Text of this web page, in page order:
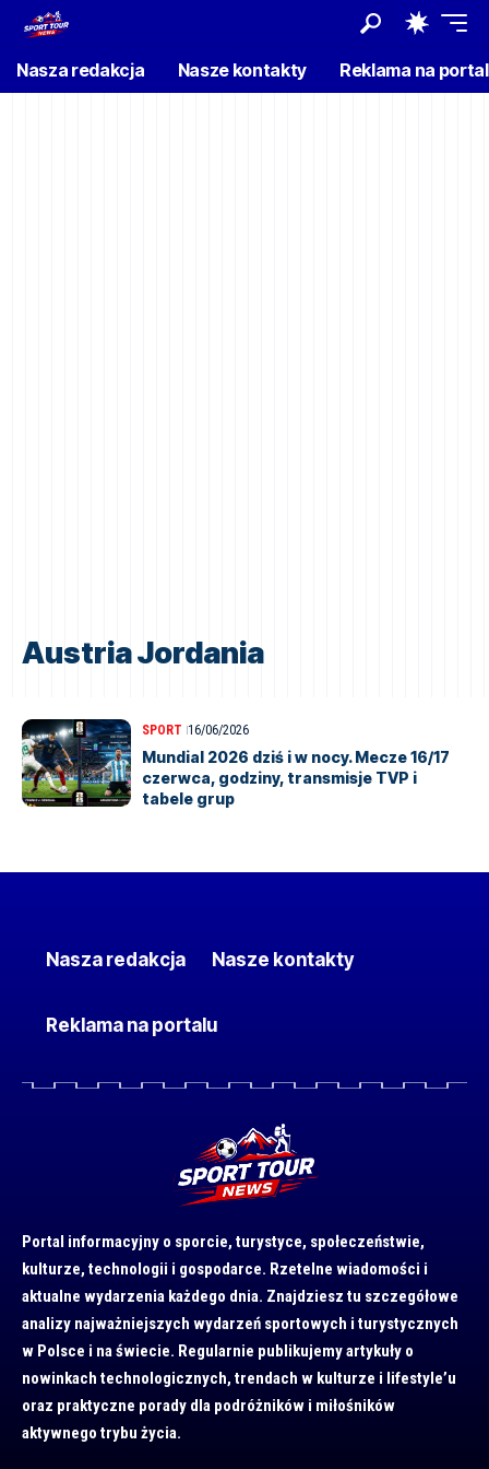
Nasza redakcja Nasze kontakty Reklama na
Austria Jordania
SPORT 16/06/2026
Mundial 2026 dziś i w nocy. Mecze 16/17
czerwca, godziny, transmisje TVP i
tabele grup
Nasza redakcja Nasze kontakty
Reklama na portalu
Portal informacyjny o sporcie, turystyce, społeczeństwie,
kulturze, technologii i gospodarce. Rzetelne wiadomości i
aktualne wydarzenia każdego dnia. Znajdziesz tu szczegółowe
analizy najważniejszych wydarzeń sportowych i turystycznych
w Polsce i na świecie. Regularnie publikujemy artykuły o
nowinkach technologicznych, trendach w kulturze i lifestyle’u
oraz praktyczne porady dla podróżników i miłośników
aktywnego trybu życia.